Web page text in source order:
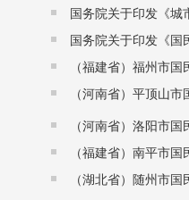
186家，总量达
年产值10亿元以
成产值513.2亿
体向好。新能源
3.8亿只、金属
全年资质建筑业
住宅施工面积